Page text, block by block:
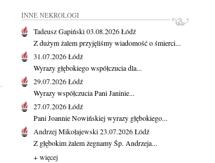
INNE NEKROLOGI
Tadeusz Gapiński03.08.2026Łódź
Z dużym żalem przyjęliśmy wiadomość o śmierci...
31.07.2026Łódź
Wyrazy głębokiego współczucia dla...
29.07.2026Łódź
Wyrazy współczucia Pani Janinie...
27.07.2026Łódź
Pani Joannie Nowińskiej wyrazy głębokiego...
Andrzej Mikołajewski23.07.2026Łódź
Z głębokim żalem żegnamy Śp. Andrzeja...
+ więcej